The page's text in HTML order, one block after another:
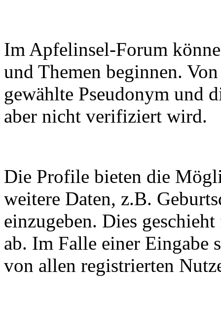
Im Apfelinsel-Forum
und Themen beginnen.
gewählte Pseudonym und
aber nicht verifiziert wird.
Die Profile bieten die
weitere Daten, z.B.
einzugeben. Dies
ab. Im Falle einer Eingabe
von allen registrierten